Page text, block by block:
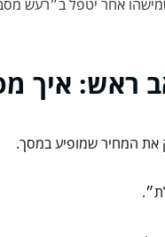
אחר יטפל ב״רעש
ראש: איך
את המחיר שמופיע במסך.